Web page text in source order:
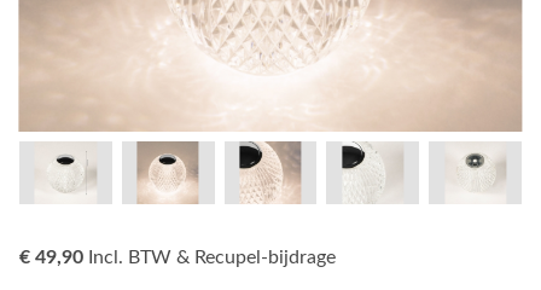
€ 49,90 Incl. BTW & Recupel-bijdrage